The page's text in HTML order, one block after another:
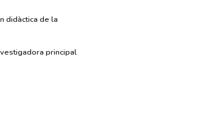
didàctica de la
principal